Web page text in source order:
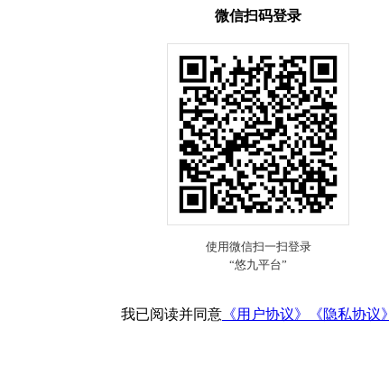
微信扫码登录
我已阅读并同意 《用户协议》 《隐私协议》